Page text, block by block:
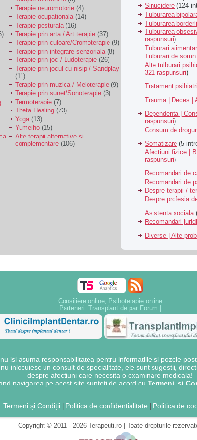
Terapie neuromotorie (4)
Terapie ocupationala(14)
Terapie posturala (16)
Terapie prin arta / Art terapie (37)
Terapie prin culoare/Cromoterapie (9)
Terapie prin integrare senzoriala (8)
Terapie prin joc / Ludoterapie (26)
Terapie prin jocul cu nisip / Sandplay
(11)
Terapie prin muzica / Meloterapie (9)
Terapie prin sunet/Sonoterapie (3)
Termoterapie (7)
Theta Healing (73)
Yoga (13)
Yumeiho (15)
Alte terapii alternative si
complementare (106)
Sinucidere (124
Tulburarea
Tulburarea
Tulburarea
raspunsuri)
Tulburari
Tulburari de somn
Alte tulburari
321 raspunsuri)
Tratament
Trauma | Deces |
Dependenta |
raspunsuri)
Consum de droguri
Somatizare (5
Afectiuni fizice |
raspunsuri)
Recomandari de
Recomandari de
Despre terapii /
Despre profesia
Asistenta sociala
Recomandari
Diverse | Alte
Consiliere online, Psihoterapie online
Parteneri: Transplant de par Forum
isi asuma responsabilitatea pentru informatiile si pozele
inlocuiesc un consult de specialitate, ele sunt sugestii,
despre afectiuni care necesita o examinare medicala!
navigarea pe acest site sunteti de acord cu Termenii si
Termeni şi Condiții| Politica de confidențialitate Politica de
Copyright © 2011 - 2026 Terapeuti.ro | Toate drepturile